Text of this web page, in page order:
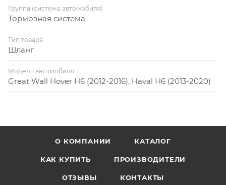
Группа (система автомобиля)
Тормозная система
Тип товара
Шланг
Модель автомобиля
Great Wall Hover H6 (2012-2016), Haval H6 (2013-2020)
О КОМПАНИИ КАТАЛОГ
КАК КУПИТЬ ПРОИЗВОДИТЕЛИ
ОТЗЫВЫ КОНТАКТЫ